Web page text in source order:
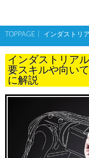
TOPPAGE インダストリ
インダストリア
要スキルや向い
に解説